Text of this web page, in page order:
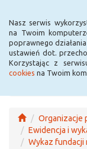
Nasz serwis
na Twoim
poprawnego
ustawień dot.
Korzystając z
cookies na Twoim
Organizacje
Ewidencja i
Wykaz fundacji